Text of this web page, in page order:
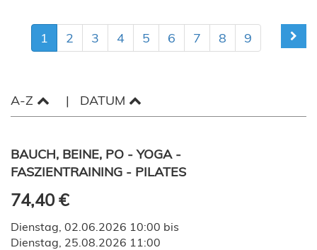
1 2 3 4 5 6 7 8 9
A-Z DATUM
BAUCH, BEINE, PO - YOGA -
FASZIENTRAINING - PILATES
74,40 €
Dienstag, 02.06.2026 10:00 bis
Dienstag, 25.08.2026 11:00